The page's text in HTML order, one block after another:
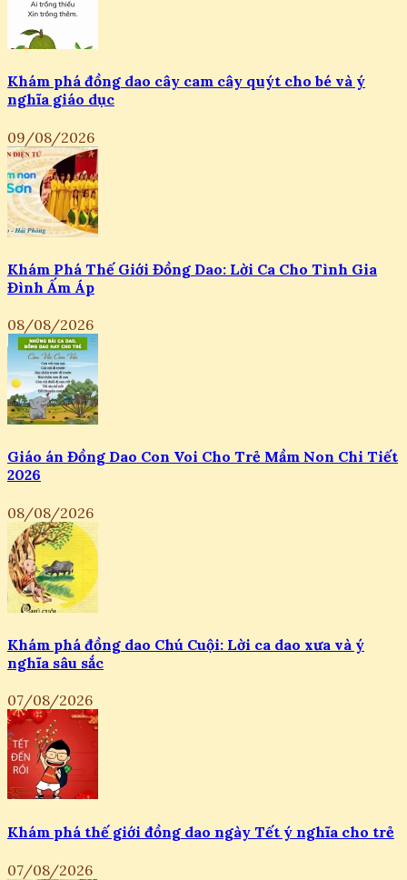
Khám phá đồng dao cây cam cây quýt cho bé và ý
nghĩa giáo dục
09/08/2026
Khám Phá Thế Giới Đồng Dao: Lời Ca Cho Tình Gia
Đình Ấm Áp
08/08/2026
Giáo án Đồng Dao Con Voi Cho Trẻ Mầm Non Chi Tiết
2026
08/08/2026
Khám phá đồng dao Chú Cuội: Lời ca dao xưa và ý
nghĩa sâu sắc
07/08/2026
Khám phá thế giới đồng dao ngày Tết ý nghĩa cho trẻ
07/08/2026